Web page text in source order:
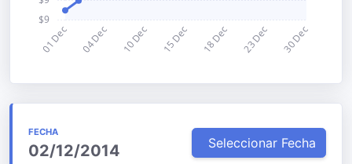
FECHA
02/12/2014 Seleccionar Fecha